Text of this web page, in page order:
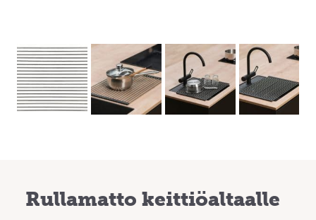
Previous Next
Rullamatto keittiöaltaalle